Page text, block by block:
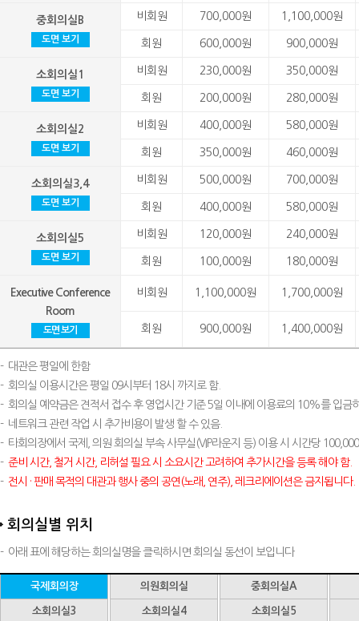
중회의실B
도면 보기
비회원 700,000원 1,100,000원
회원 600,000원 900,000원
소회의실1
도면 보기
비회원 230,000원 350,000원
회원 200,000원 280,000원
소회의실2
도면 보기
비회원 400,000원 580,000원
회원 350,000원 460,000원
소회의실3,4
도면 보기
비회원 500,000원 700,000원
회원 400,000원 580,000원
소회의실5
도면 보기
비회원 120,000원 240,000원
회원 100,000원 180,000원
Executive Conference
Room
도면 보기
비회원 1,100,000원 1,700,000원
회원 900,000원 1,400,000원
- 대관은 평일에 한함
- 회의실 이용시간은 평일 09시부터 18시 까지로 함.
- 회의실 예약금은 견적서 접수 후 영업시간 기준 5일 이내에 이용료의 10%를 입금
- 네트워크 관련 작업 시 추가비용이 발생 할 수 있음.
- 타회의장에서 국제, 의원 회의실 부속 사무실(VIP라운지 등) 이용 시 시간당
- 준비 시간, 철거 시간, 리허설 필요 시 소요시간 고려하여 추가시간을 등록 해야 함.
- 전시 · 판매 목적의 대관과 행사 중의 공연(노래, 연주), 레크리에이션은 금지됩니다.
회의실별 위치
- 아래 표에 해당하는 회의실명을 클릭하시면 회의실 동선이 보입니다
국제회의장 의원회의실 중회의실A
소회의실3 소회의실4 소회의실5